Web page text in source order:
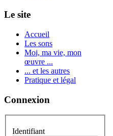
Le site
Accueil
Les sons
Moi, ma vie, mon
œuvre ...
... et les autres
Pratique et légal
Connexion
Identifiant